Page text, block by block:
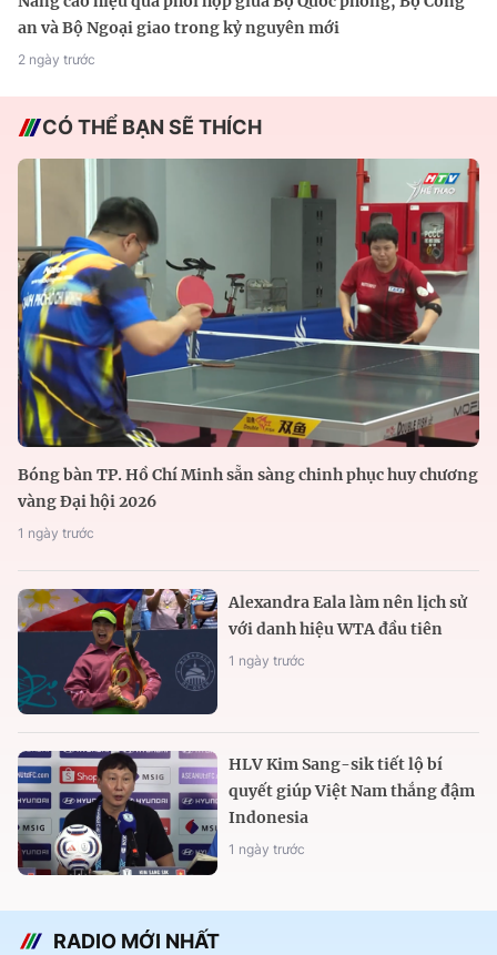
an và Bộ Ngoại giao trong kỷ nguyên mới
2 ngày trước
CÓ THỂ BẠN SẼ THÍCH
Bóng bàn TP. Hồ Chí Minh sẵn sàng chinh phục huy chương
vàng Đại hội 2026
1 ngày trước
Alexandra Eala làm nên lịch sử
với danh hiệu WTA đầu tiên
1 ngày trước
HLV Kim Sang-sik tiết lộ bí
quyết giúp Việt Nam thắng đậm
Indonesia
1 ngày trước
RADIO MỚI NHẤT